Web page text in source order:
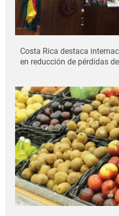
Costa Rica destaca
en reducción de pérdidas